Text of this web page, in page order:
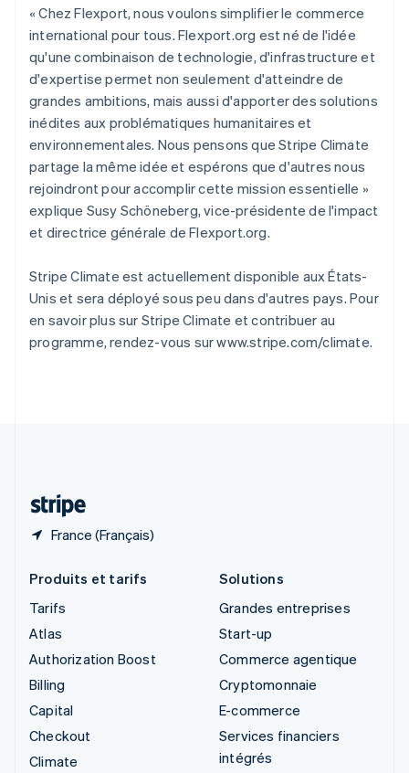
« Chez Flexport, nous voulons simplifier le commerce
international pour tous. Flexport.org est né de l'idée
qu'une combinaison de technologie, d'infrastructure et
d'expertise permet non seulement d'atteindre de
grandes ambitions, mais aussi d'apporter des solutions
inédites aux problématiques humanitaires et
environnementales. Nous pensons que Stripe Climate
partage la même idée et espérons que d'autres nous
rejoindront pour accomplir cette mission essentielle »
explique Susy Schöneberg, vice-présidente de l'impact
et directrice générale de Flexport.org.
Stripe Climate est actuellement disponible aux États-
Unis et sera déployé sous peu dans d'autres pays. Pour
en savoir plus sur Stripe Climate et contribuer au
programme, rendez-vous sur www.stripe.com/climate.
France (Français)
English
Pays-Bas
NederlandsEnglish
Pologne
English
Portugal
Português English
R.A.S. de Hong Kong, Chine
English 简体中文
République tchèque
English
Roumanie
English
English
Singapour
English简体中文
Slovaquie
English
Produits et tarifs
Tarifs
Atlas
Authorization Boost
Billing
Capital
Checkout
Climate
Solutions
Grandes entreprises
Start-up
Commerce agentique
Cryptomonnaie
E-commerce
Services financiers
intégrés